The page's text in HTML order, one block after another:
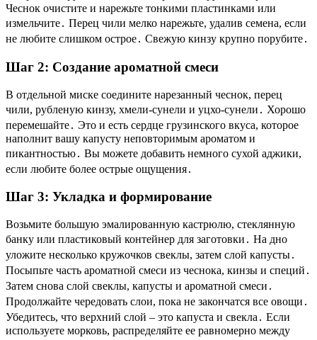
Чеснок очистите и нарежьте тонкими пластинками или
измельчите․ Перец чили мелко нарежьте, удалив семена, если
не любите слишком острое․ Свежую кинзу крупно порубите․
Шаг 2: Создание ароматной смеси
В отдельной миске соедините нарезанный чеснок, перец
чили, рубленую кинзу, хмели-сунели и уцхо-сунели․ Хорошо
перемешайте․ Это и есть сердце грузинского вкуса, которое
наполнит вашу капусту неповторимым ароматом и
пикантностью․ Вы можете добавить немного сухой аджики,
если любите более острые ощущения․
Шаг 3: Укладка и формирование
Возьмите большую эмалированную кастрюлю, стеклянную
банку или пластиковый контейнер для заготовки․ На дно
уложите несколько кружочков свеклы, затем слой капусты․
Посыпьте часть ароматной смеси из чеснока, кинзы и специй․
Затем снова слой свеклы, капусты и ароматной смеси․
Продолжайте чередовать слои, пока не закончатся все овощи․
Убедитесь, что верхний слой – это капуста и свекла․ Если
используете морковь, распределяйте ее равномерно между